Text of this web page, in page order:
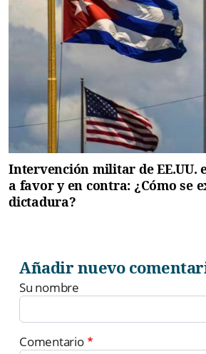
Intervención militar de EE.UU.
a favor y en contra: ¿Cómo se
dictadura?
Añadir nuevo
Su nombre
Comentario